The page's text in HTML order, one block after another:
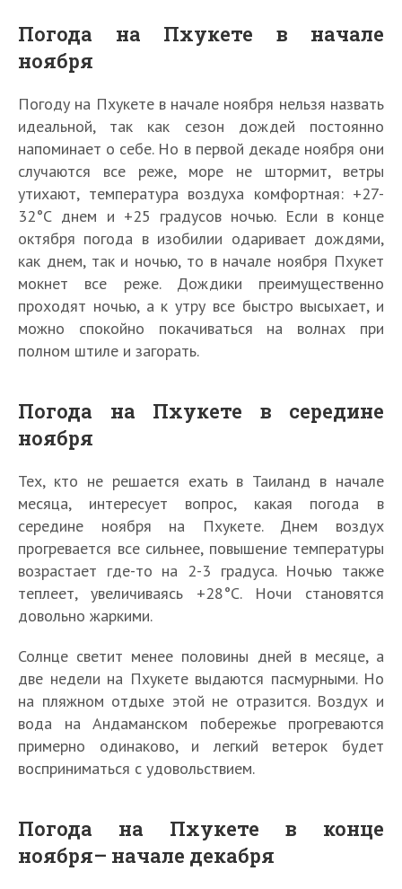
Погода на Пхукете в начале
ноября
Погоду на Пхукете в начале ноября нельзя назвать
идеальной, так как сезон дождей постоянно
напоминает о себе. Но в первой декаде ноября они
случаются все реже, море не штормит, ветры
утихают, температура воздуха комфортная: +27-
32°С днем и +25 градусов ночью. Если в конце
октября погода в изобилии одаривает дождями,
как днем, так и ночью, то в начале ноября Пхукет
мокнет все реже. Дождики преимущественно
проходят ночью, а к утру все быстро высыхает, и
можно спокойно покачиваться на волнах при
полном штиле и загорать.
Погода на Пхукете в середине
ноября
Тех, кто не решается ехать в Таиланд в начале
месяца, интересует вопрос, какая погода в
середине ноября на Пхукете. Днем воздух
прогревается все сильнее, повышение температуры
возрастает где-то на 2-3 градуса. Ночью также
теплеет, увеличиваясь +28°С. Ночи становятся
довольно жаркими.
Солнце светит менее половины дней в месяце, а
две недели на Пхукете выдаются пасмурными. Но
на пляжном отдыхе этой не отразится. Воздух и
вода на Андаманском побережье прогреваются
примерно одинаково, и легкий ветерок будет
восприниматься с удовольствием.
Погода на Пхукете в конце
ноября– начале декабря